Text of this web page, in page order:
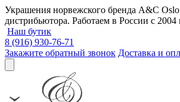
Украшения норвежского бренда A&C
дистрибьютора. Работаем в России с 2004
Наш бутик
8 (916) 930-76-71
Закажите обратный звонок Доставка и